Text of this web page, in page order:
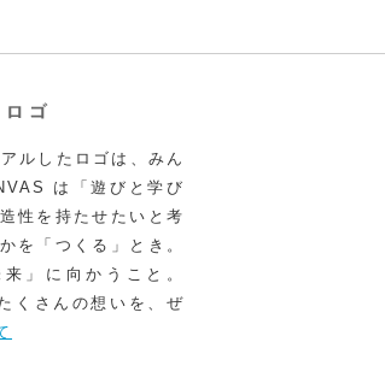
ルしたロゴは、みん
は「遊びと学び
性を持たせたいと考
を「つくる」とき。
」に向かうこと。
くさんの想いを、ぜ